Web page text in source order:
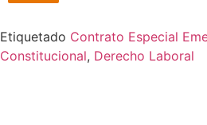
Etiquetado Contrato Especial
Constitucional, Derecho Laboral